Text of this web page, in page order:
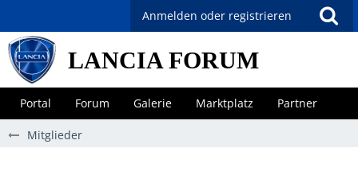
Anmelden oder registrieren
LANCIA FORUM
Portal Forum Galerie Marktplatz Partner
Mitglieder